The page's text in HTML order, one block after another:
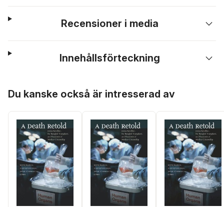
Recensioner i media
Innehållsförteckning
Du kanske också är intresserad av